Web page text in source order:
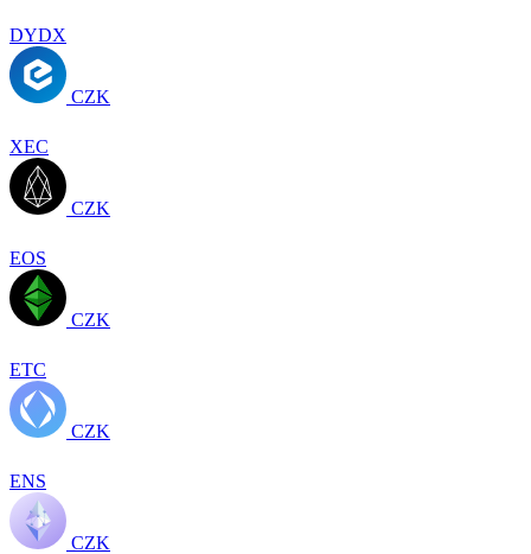
DYDX
CZK
XEC
CZK
EOS
CZK
ETC
CZK
ENS
CZK